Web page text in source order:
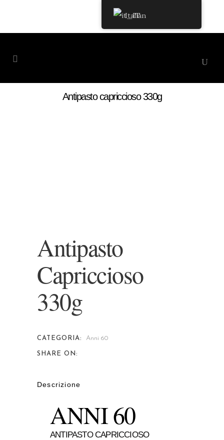
Antipasto capriccioso 330g
Antipasto
Capriccioso
330g
CATEGORIA: Anni 60
SHARE ON:
Descrizione
ANNI 60
ANTIPASTO CAPRICCIOSO
Italian